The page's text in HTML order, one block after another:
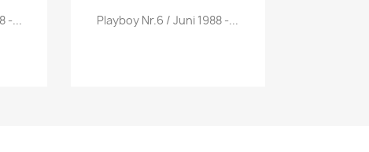
-... Vorschau
Playboy Nr.6 / Juni 1988 -...